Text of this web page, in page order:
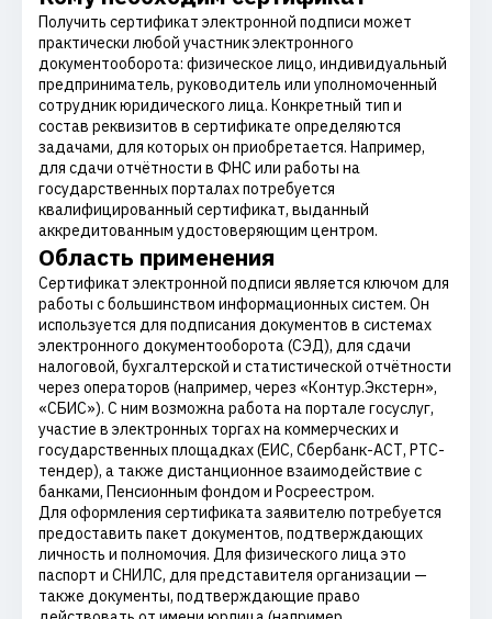
Получить сертификат электронной подписи может
практически любой участник электронного
документооборота: физическое лицо, индивидуальный
предприниматель, руководитель или уполномоченный
сотрудник юридического лица. Конкретный тип и
состав реквизитов в сертификате определяются
задачами, для которых он приобретается. Например,
для сдачи отчётности в ФНС или работы на
государственных порталах потребуется
квалифицированный сертификат, выданный
аккредитованным удостоверяющим центром.
Область применения
Сертификат электронной подписи является ключом для
работы с большинством информационных систем. Он
используется для подписания документов в системах
электронного документооборота (СЭД), для сдачи
налоговой, бухгалтерской и статистической отчётности
через операторов (например, через «Контур.Экстерн»,
«СБИС»). С ним возможна работа на портале госуслуг,
участие в электронных торгах на коммерческих и
государственных площадках (ЕИС, Сбербанк-АСТ, РТС-
тендер), а также дистанционное взаимодействие с
банками, Пенсионным фондом и Росреестром.
Для оформления сертификата заявителю потребуется
предоставить пакет документов, подтверждающих
личность и полномочия. Для физического лица это
паспорт и СНИЛС, для представителя организации —
также документы, подтверждающие право